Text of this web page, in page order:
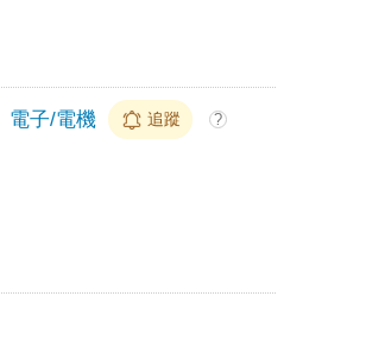
電子/電機 追蹤 ?